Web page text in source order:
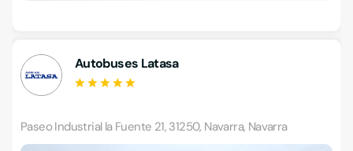
Autobuses Latasa
Paseo Industrial la Fuente 21, 31250, Navarra, Navarra